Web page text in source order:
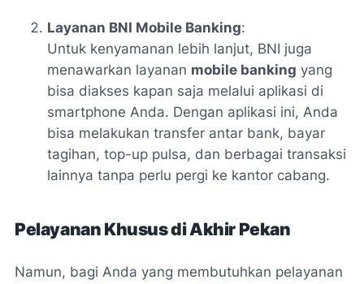
Layanan BNI Mobile Banking:
Untuk kenyamanan lebih lanjut, BNI juga
menawarkan layanan mobile banking yang
bisa diakses kapan saja melalui aplikasi di
smartphone Anda. Dengan aplikasi ini, Anda
bisa melakukan transfer antar bank, bayar
tagihan, top-up pulsa, dan berbagai transaksi
lainnya tanpa perlu pergi ke kantor cabang.
Pelayanan Khusus di Akhir Pekan
Namun, bagi Anda yang membutuhkan pelayanan